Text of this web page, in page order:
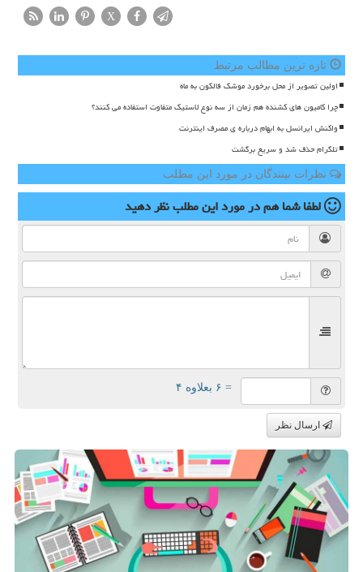
X
تازه ترین مطالب مرتبط
اولین تصویر از محل برخورد موشک فالکون به ماه
چرا کامیون های کشنده هم زمان از سه نوع لاستیک متفاوت استفاده می کنند؟
واکنش ایرانسل به ابهام درباره ی مصرف اینترنت
تلگرام حذف شد و سریع برگشت
نظرات بینندگان در مورد این مطلب
لطفا شما همدر مورد این مطلبنظر دهید
= ۶ بعلاوه ۴
ارسال نظر